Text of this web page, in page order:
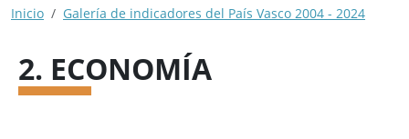
Ruta de navegación
Inicio Galería de indicadores del País Vasco 2004 - 2024
2. ECONOMÍA